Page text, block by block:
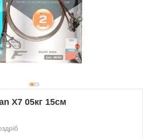
X7 05кг 15см